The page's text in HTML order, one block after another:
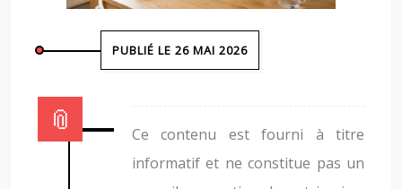
PUBLIÉ LE 26 MAI 2026
Ce contenu est fourni à titre
informatif et ne constitue pas un